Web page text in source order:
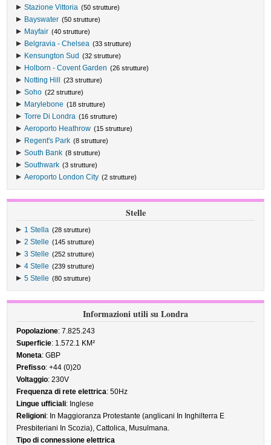
Stazione Vittoria (50 strutture)
Bayswater (50 strutture)
Mayfair (40 strutture)
Belgravia - Chelsea (33 strutture)
Kensungton Sud (32 strutture)
Holborn - Covent Garden (26 strutture)
Notting Hill (23 strutture)
Soho (22 strutture)
Marylebone (18 strutture)
Torre Di Londra (16 strutture)
Aeroporto Heathrow (15 strutture)
Regent's Park (8 strutture)
South Bank (8 strutture)
Southwark (3 strutture)
Aeroporto London City (2 strutture)
Stelle
1 Stella (28 strutture)
2 Stelle (145 strutture)
3 Stelle (252 strutture)
4 Stelle (239 strutture)
5 Stelle (80 strutture)
Informazioni utili su Londra
Popolazione: 7.825.243
Superficie: 1.572.1 KM²
Moneta: GBP
Prefisso: +44 (0)20
Voltaggio: 230V
Frequenza di rete elettrica: 50Hz
Lingue ufficiali: Inglese
Religioni: In Maggioranza Protestante (anglicani In Inghilterra E
Presbiteriani In Scozia), Cattolica, Musulmana.
Tipo di connessione elettrica